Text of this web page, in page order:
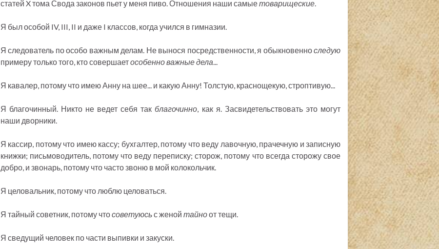
статей X тома Свода законов пьет у меня пиво. Отношения наши самыетоварищеские.
Я был особой IV, III, II и даже I классов, когда учился в гимназии.
Я следователь по особо важным делам. Не вынося посредственности, я обыкновенноследую
примеру только того, кто совершаетособенно важные дела...
Я кавалер, потому что имею Анну на шее... и какую Анну! Толстую, краснощекую, строптивую...
Я благочинный. Никто не ведет себя такблагочинно, как я. Засвидетельствовать это могут
наши дворники.
Я кассир, потому что имею кассу; бухгалтер, потому что веду лавочную, прачечную и записную
книжки; письмоводитель, потому что веду переписку; сторож, потому что всегда сторожу свое
добро, и звонарь, потому что часто звоню в мой колокольчик.
Я целовальник, потому что люблю целоваться.
Я тайный советник, потому чтосоветуюсьс женой тайноот тещи.
Я сведущий человек по части выпивки и закуски.